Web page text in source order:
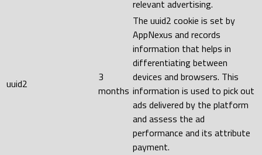
relevant advertising.
uuid2
3
months
The uuid2 cookie is set by
AppNexus and records
information that helps in
differentiating between
devices and browsers. This
information is used to pick out
ads delivered by the platform
and assess the ad
performance and its attribute
payment.